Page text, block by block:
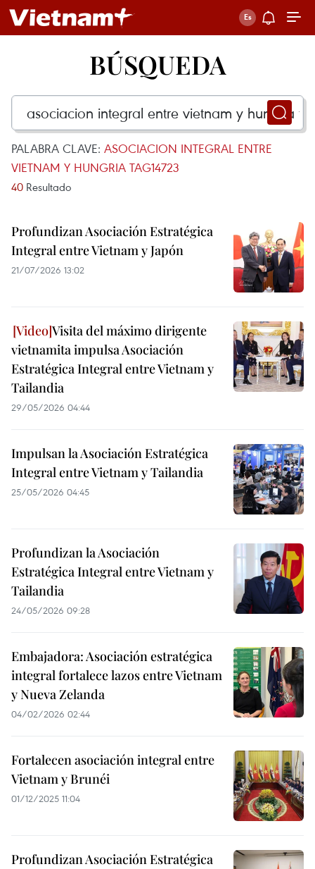
BÚSQUEDA
PALABRA CLAVE: ASOCIACION INTEGRAL ENTRE
VIETNAM Y HUNGRIA TAG14723
40 Resultado
Profundizan Asociación Estratégica
Integral entre Vietnam y Japón
21/07/2026 13:02
Visita del máximo dirigente
vietnamita impulsa Asociación
Estratégica Integral entre Vietnam y
Tailandia
29/05/2026 04:44
Impulsan la Asociación Estratégica
Integral entre Vietnam y Tailandia
25/05/2026 04:45
Profundizan la Asociación
Estratégica Integral entre Vietnam y
Tailandia
24/05/2026 09:28
Embajadora: Asociación estratégica
integral fortalece lazos entre Vietnam
y Nueva Zelanda
04/02/2026 02:44
Fortalecen asociación integral entre
Vietnam y Brunéi
01/12/2025 11:04
Profundizan Asociación Estratégica